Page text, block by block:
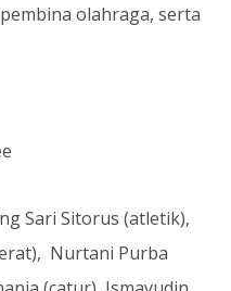
olahraga, serta
Sari Sitorus (atletik),
Nurtani Purba